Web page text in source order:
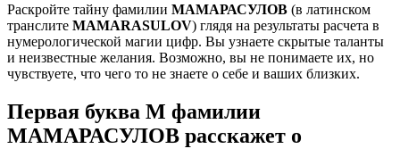
Раскройте тайну фамилии МАМАРАСУЛОВ (в латинском
транслите MAMARASULOV) глядя на результаты расчета в
нумерологической магии цифр. Вы узнаете скрытые таланты
и неизвестные желания. Возможно, вы не понимаете их, но
чувствуете, что чего то не знаете о себе и ваших близких.
Первая буква М фамилии
МАМАРАСУЛОВ расскажет о